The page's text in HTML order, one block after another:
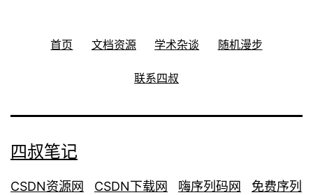
首页 文档资源 学术杂谈 随机漫步
联系四叔
四叔笔记
CSDN资源网 CSDN下载网 嗨序列码网
免费序列